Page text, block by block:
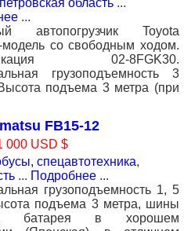
область ...
...
автопогрузчик Toyota
модель со свободным ходом.
02-8FGK30.
грузоподъемность 3
подъема 3 метра (при
FB15-12
000 USD $
спецавтотехника,
... Подробнее ...
грузоподъемность 1, 5
подъема 3 метра, шины
батарея в хорошем